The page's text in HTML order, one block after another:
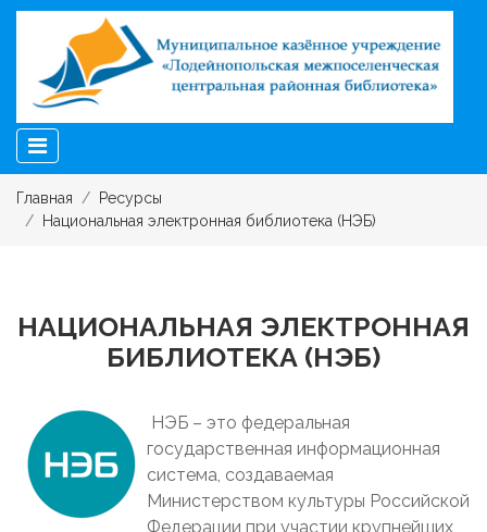
Главная
Ресурсы
Национальная электронная библиотека (НЭБ)
НАЦИОНАЛЬНАЯ ЭЛЕКТРОННАЯ
БИБЛИОТЕКА (НЭБ)
НЭБ – это федеральная
государственная информационная
система, создаваемая
Министерством культуры Российской
Федерации при участии крупнейших